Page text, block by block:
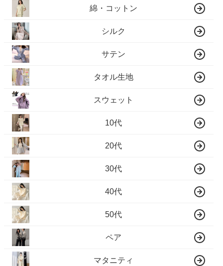
綿・コットン
シルク
サテン
タオル生地
スウェット
10代
20代
30代
40代
50代
ペア
マタニティ